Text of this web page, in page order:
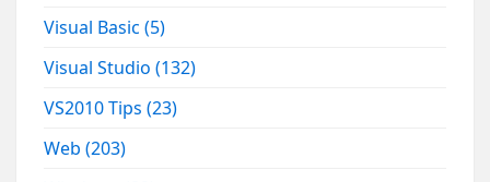
Visual Basic(5)
Visual Studio(132)
VS2010 Tips(23)
Web(203)